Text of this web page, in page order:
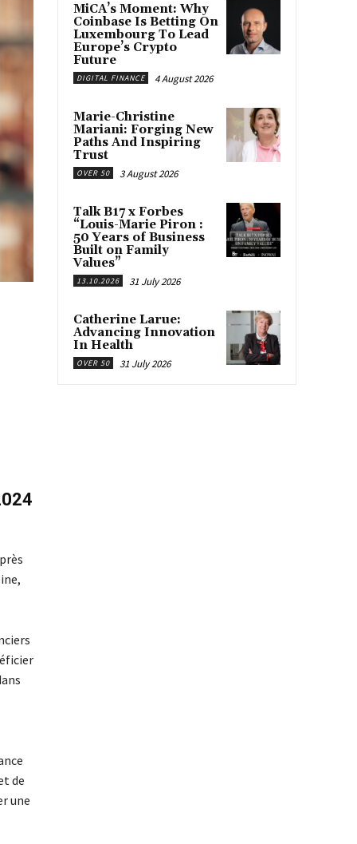
de
une
MiCA’s Moment: Why
Coinbase Is Betting On
Luxembourg To Lead
Europe’s Crypto
Future
DIGITAL FINANCE 4 August 2026
Marie-Christine
Mariani: Forging New
Paths And Inspiring
Trust
OVER 50 3 August 2026
Talk B17 x Forbes
“Louis-Marie Piron :
50 Years of Business
Built on Family
Values”
13.10.2026 31 July 2026
Catherine Larue:
Advancing Innovation
In Health
OVER 50 31 July 2026